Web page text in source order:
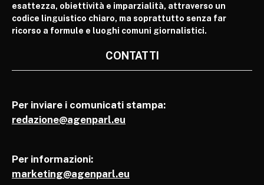
esattezza, obiettività e imparzialità, attraverso un
codice linguistico chiaro, ma soprattutto senza far
ricorso a formule e luoghi comuni giornalistici.
CONTATTI
Per inviare i comunicati stampa:
redazione@agenparl.eu
Per informazioni:
marketing@agenparl.eu